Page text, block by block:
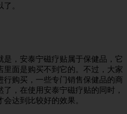
。
是，安泰宁磁疗贴属于保健品，它
里面是购买不到它的。不过，大家
行购买，一些专门销售保健品的商
，在使用安泰宁磁疗贴的同时，
达到比较好的效果。